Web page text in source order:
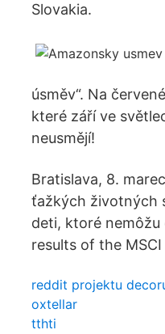
Slovakia.
úsměv“. Na
které září ve
neusmějí!
Bratislava, 8.
ťažkých životných
deti, ktoré
results of the
reddit projektu
oxtellar
tthti